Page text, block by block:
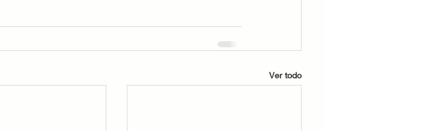
Ver todo